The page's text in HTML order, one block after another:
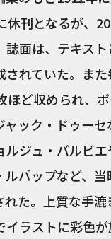
刊となるが、
誌面は、テキス
れていた。ま
ほど収められ、
ック・ドゥー
ジュ・バルビ
パップなど、
た。上質な手
ラストに彩色